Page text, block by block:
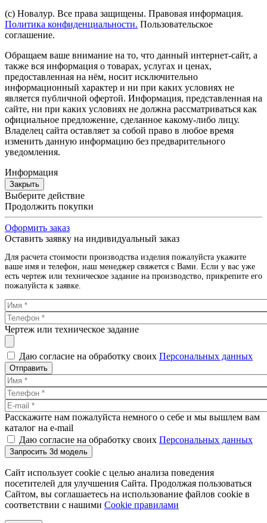
(с) Новалур. Все права защищены. Правовая информация.
Политика конфиденциальности. Пользовательское
соглашение.
Обращаем ваше внимание на то, что данный интернет-сайт, а
также вся информация о товарах, услугах и ценах,
предоставленная на нём, носит исключительно
информационный характер и ни при каких условиях не
является публичной офертой. Информация, представленная на
сайте, ни при каких условиях не должна рассматриваться как
официальное предложение, сделанное какому-либо лицу.
Владелец сайта оставляет за собой право в любое время
изменить данную информацию без предварительного
уведомления.
Информация
Закрыть
Выберите действие
Продолжить покупки
Оформить заказ
Оставить заявку на индивидуальный заказ
Для расчета стоимости производства изделия пожалуйста укажите
ваше имя и телефон, наш менеджер свяжется с Вами. Если у вас уже
есть чертеж или техническое задание на производство, прикрепите его
пожалуйста к заявке.
Чертеж или техническое задание
Даю согласие на обработку своих Персональных данных
Отправить
Расскажите нам пожалуйста немного о себе и мы вышлем вам
каталог на e-mail
Даю согласие на обработку своих Персональных данных
Запросить 3d модель
Сайт использует cookie с целью анализа поведения
посетителей для улучшения Сайта. Продолжая пользоваться
Сайтом, вы соглашаетесь на использование файлов cookie в
соответствии с нашими Cookiе правилами